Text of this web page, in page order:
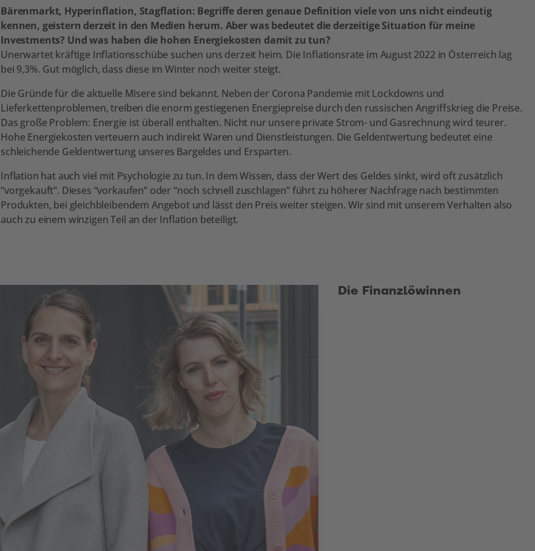
Bärenmarkt, Hyperinflation, Stagflation: Begriffe deren genaue Definition viele von uns nicht eindeutig
kennen, geistern derzeit in den Medien herum. Aber was bedeutet die derzeitige Situation für meine
Investments? Und was haben die hohen Energiekosten damit zu tun?
Unerwartet kräftige Inflationsschübe suchen uns derzeit heim. Die Inflationsrate im August 2022 in Österreich lag
bei 9,3%. Gut möglich, dass diese im Winter noch weiter steigt.
Die Gründe für die aktuelle Misere sind bekannt. Neben der Corona Pandemie mit Lockdowns und
Lieferkettenproblemen, treiben die enorm gestiegenen Energiepreise durch den russischen Angriffskrieg die Preise.
Das große Problem: Energie ist überall enthalten. Nicht nur unsere private Strom- und Gasrechnung wird teurer.
Hohe Energiekosten verteuern auch indirekt Waren und Dienstleistungen. Die Geldentwertung bedeutet eine
schleichende Geldentwertung unseres Bargeldes und Ersparten.
Inflation hat auch viel mit Psychologie zu tun. In dem Wissen, dass der Wert des Geldes sinkt, wird oft zusätzlich
“vorgekauft”. Dieses “vorkaufen” oder “noch schnell zuschlagen” führt zu höherer Nachfrage nach bestimmten
Produkten, bei gleichbleibendem Angebot und lässt den Preis weiter steigen. Wir sind mit unserem Verhalten also
auch zu einem winzigen Teil an der Inflation beteiligt.
Die Finanzlöwinnen